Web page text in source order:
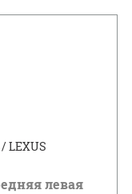
LEXUS
левая